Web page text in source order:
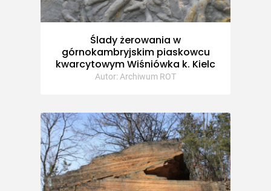
Ślady żerowania w
górnokambryjskim piaskowcu
kwarcytowym Wiśniówka k. Kielc
Autor: Archiwum ROT